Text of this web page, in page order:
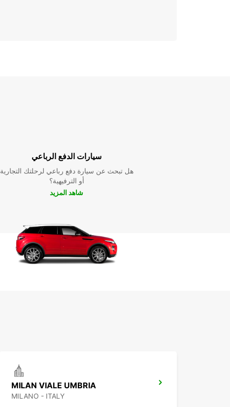
سيارات الدفع الرباعي
هل تبحث عن سيارة دفع رباعي لرحلتك التجارية
أو الترفيهية؟
شاهد المزيد
MILAN VIALE UMBRIA
MILANO - ITALY